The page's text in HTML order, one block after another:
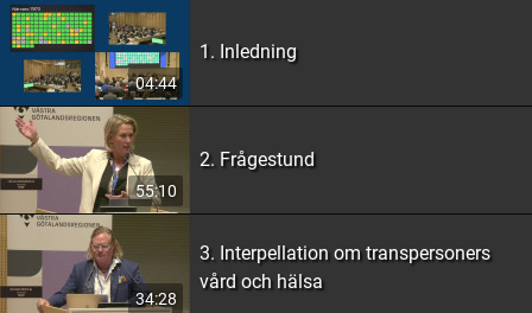
04:44
1. Inledning
55:10
2. Frågestund
34:28
3. Interpellation om transpersoners
vård och hälsa